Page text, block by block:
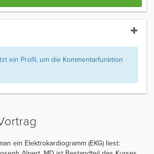
ein Profil, um die Kommentarfunktion
ein Elektrokardiogramm (EKG) liest: